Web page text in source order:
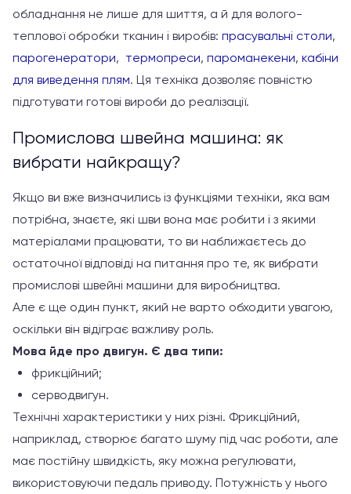
обладнання не лише для шиття, а й для волого-
теплової обробки тканин і виробів: прасувальні столи,
парогенератори, термопреси, пароманекени, кабіни
для виведення плям. Ця техніка дозволяє повністю
підготувати готові вироби до реалізації.
Промислова швейна машина: як
вибрати найкращу?
Якщо ви вже визначились із функціями техніки, яка вам
потрібна, знаєте, які шви вона має робити і з якими
матеріалами працювати, то ви наближаєтесь до
остаточної відповіді на питання про те, як вибрати
промислові швейні машини для виробництва.
Але є ще один пункт, який не варто обходити увагою,
оскільки він відіграє важливу роль.
Мова йде про двигун. Є два типи:
фрикційний;
серводвигун.
Технічні характеристики у них різні. Фрикційний,
наприклад, створює багато шуму під час роботи, але
має постійну швидкість, яку можна регулювати,
використовуючи педаль приводу. Потужність у нього